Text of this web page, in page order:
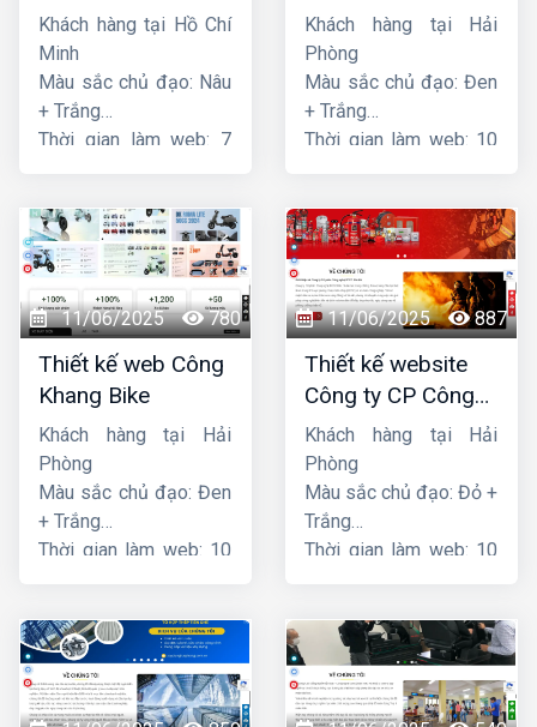
tải Song Bằng
Khách hàng tại Hồ Chí
Minh
Màu sắc chủ đạo: Nâu
+ Trắng
Thời gian làm web: 7
Khách hàng tại Hải
Phòng
Màu sắc chủ đạo: Đen
+ Trắng
Thời gian làm web: 10
11/06/2025 780
Thiết kế web Công
Khang Bike
Khách hàng tại Hải
Phòng
Màu sắc chủ đạo: Đen
+ Trắng
Thời gian làm web: 10
11/06/2025 887
Thiết kế website
Công ty CP Công
nghệ PCCC Bắc Hà
Khách hàng tại Hải
Phòng
Màu sắc chủ đạo: Đỏ +
Trắng
Thời gian làm web: 10